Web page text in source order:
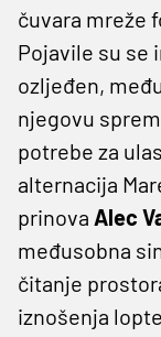
čuvara mreže
Pojavile su se
ozljeđen,
njegovu
potrebe za
alternacija
prinova Alec
međusobna
čitanje
iznošenja